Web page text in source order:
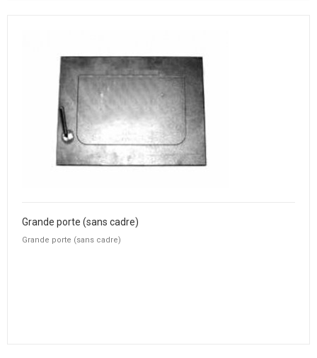
Grande porte (sans cadre)
Grande porte (sans cadre)